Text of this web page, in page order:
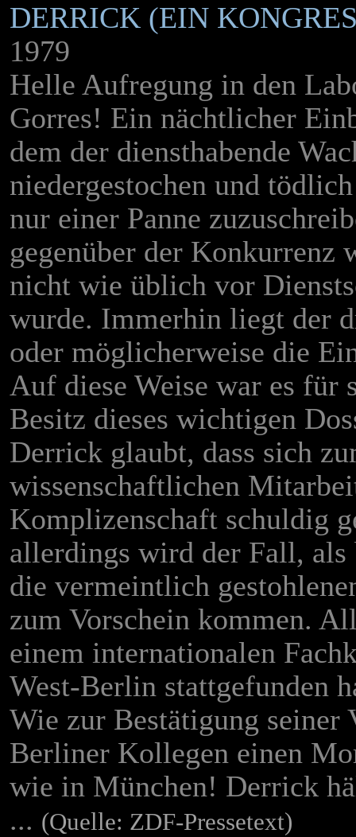
DERRICK (EIN
1979
Helle Aufregung in den
Gorres! Ein nächtlicher
dem der diensthabende
niedergestochen und
nur einer Panne
gegenüber der Konkurrenz
nicht wie üblich vor
wurde. Immerhin liegt der
oder möglicherweise die
Auf diese Weise war es für
Besitz dieses wichtigen
Derrick glaubt, dass sich
wissenschaftlichen
Komplizenschaft schuldig
allerdings wird der Fall, als
die vermeintlich
zum Vorschein kommen.
einem internationalen
West-Berlin stattgefunden
Wie zur Bestätigung seiner
Berliner Kollegen einen
wie in München! Derrick
... (Quelle: ZDF-Pressetext)